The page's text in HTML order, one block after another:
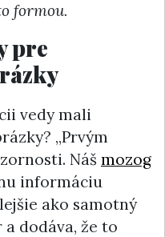
formou.
pre
vedy mali
„Prvým
Náš mozog
informáciu
ako samotný
dodáva, že to